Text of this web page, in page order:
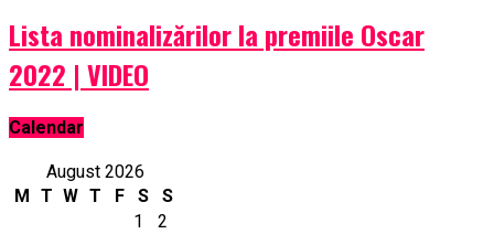
Lista nominalizărilor la premiile Oscar
2022 | VIDEO
Calendar
August 2026
M
T W T F S
S
1
2